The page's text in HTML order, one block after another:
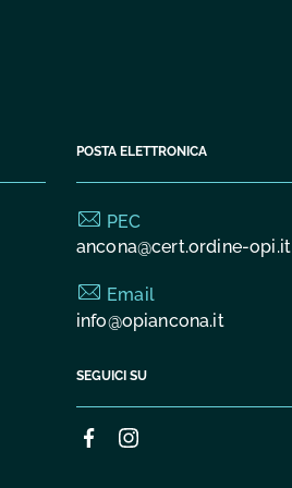
POSTA ELETTRONICA
PEC
ancona@cert.ordine-opi.it
Email
info@opiancona.it
SEGUICI SU